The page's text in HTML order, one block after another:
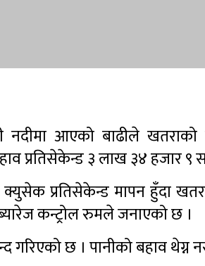
नदीमा आएको बाढीले
प्रतिसेकेन्ड ३ लाख ३४ हजार
प्रतिसेकेन्ड मापन हुँदा
कन्ट्रोल रुमले जनाएको छ ।
गरिएको छ । पानीको बहाव